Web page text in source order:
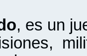
, es un